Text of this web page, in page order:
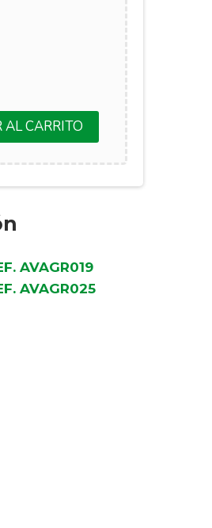
CARRITO
AVAGR019
AVAGR025